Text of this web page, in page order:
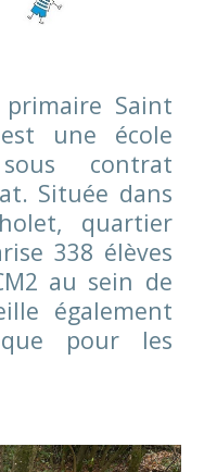
Saint
une école
contrat
Située dans
quartier
338 élèves
au sein de
également
pour les